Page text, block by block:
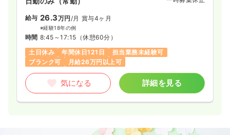
給与 26.3万円 /月 賞与4ヶ月
※経験18年の例
時間 8:45～17:15 （休憩60分）
土日休み
年間休日121日
担当業務未経験可
ブランク可
月給26万円以上可
気になる 詳細を見る